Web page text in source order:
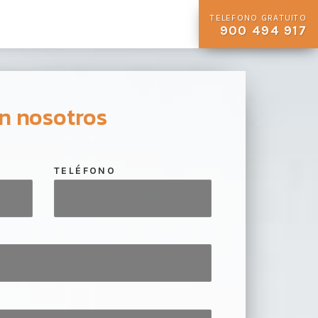
TELEFONO GRATUITO
900 494 917
nosotros
TELÉFONO